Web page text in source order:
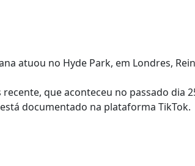
atuou no Hyde Park, em Londres,
que aconteceu no passado dia
documentado na plataforma TikTok.